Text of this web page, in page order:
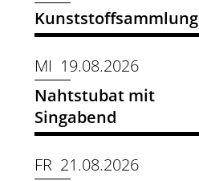
Kunststoffsammlung
MI 19.08.2026
Nahtstubat mit
Singabend
FR 21.08.2026